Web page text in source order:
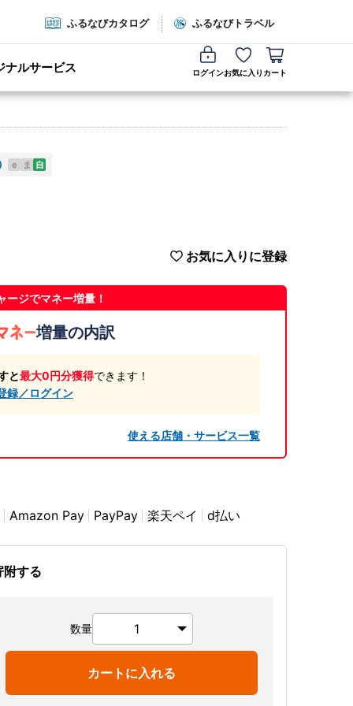
ふるなびカタログ ふるなびトラベル
ナルサービス ログインお気に入り カート
e ま 自
お気に入りに登録
ージでマネー増量！
増量の内訳
と最大0円分獲得できます！
録／ログイン
使える店舗・サービス一覧
Amazon Pay PayPay 楽天ペイ d払い
する
数量
カートに入れる